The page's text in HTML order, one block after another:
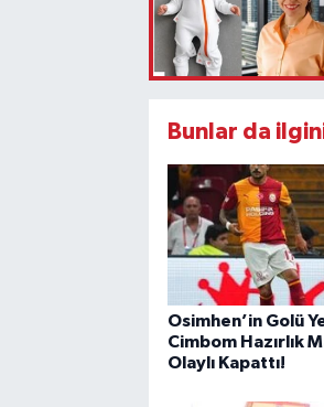
Bunlar da
Osimhen’in Golü
Cimbom Hazırlık
Olaylı Kapattı!